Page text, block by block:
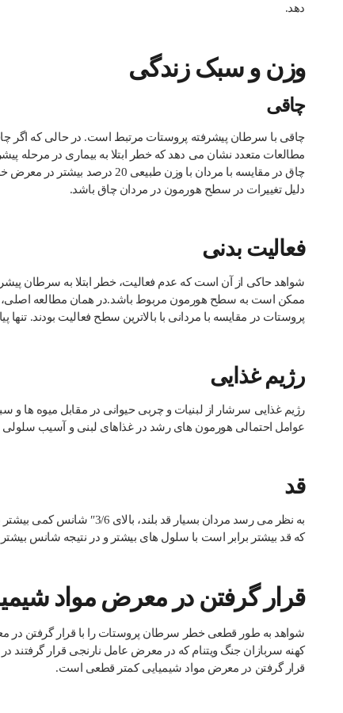
دهد.
وزن و سبک زندگی
چاقی
چاقی با سرطان پیشرفته پروستات مرتبط است. در حالی که
چاق در مقایسه با مردان با وزن
دلیل تغییرات در سطح هورمون در مردان چاق باشد.
فعالیت بدنی
شواهد حاکی از آن است که عدم فعالیت، خطر ابتلا به سرطان
پروستات در مقایسه با مردانی با بالاترین سطح فعالیت بودند. تنها پیاده روی سریع به مدت 3
رژیم غذایی
رژیم غذایی سرشار از لبنیات و چربی حیوانی در مقابل میوه ها
عوامل احتمالی هورمون های رشد در غذاهای لبنی و آسیب سلولی
قد
به نظر می رسد مردان بسیار قد
که قد بیشتر برابر است با سلول های بیشتر و در نتیجه شانس
قرار گرفتن در معرض مواد
کهنه سربازان جنگ ویتنام که در معرض عامل نارنجی قرار گرفتند
قرار گرفتن در معرض مواد شیمیایی کمتر قطعی است.